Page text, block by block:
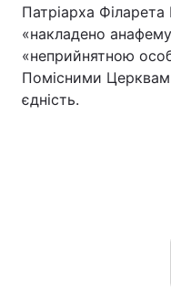
Патріарха
«накладено
«неприйнятною
Помісними
єдність.